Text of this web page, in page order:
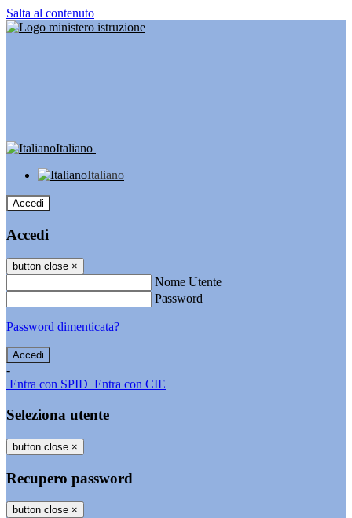
Salta al contenuto
Italiano
Italiano
Accedi
Accedi
button close ×
Nome Utente
Password
Password dimenticata?
-
Entra con SPID Entra con CIE
Seleziona utente
button close ×
Recupero password
button close ×